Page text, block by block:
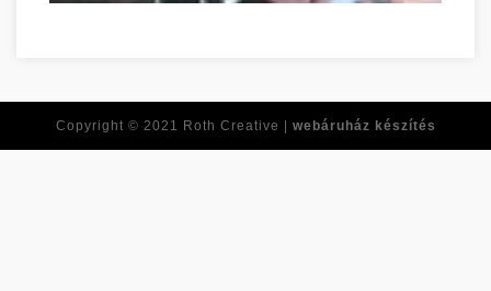
Réponses à toutes vos questions de développement
Copyright © 2021 Roth Creative | webáruház készítés